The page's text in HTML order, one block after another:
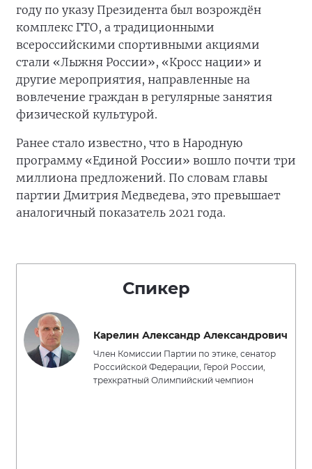
году по указу Президента был возрождён
комплекс ГТО, а традиционными
всероссийскими спортивными акциями
стали «Лыжня России», «Кросс нации» и
другие мероприятия, направленные на
вовлечение граждан в регулярные занятия
физической культурой.
Ранее стало известно, что в Народную
программу «Единой России» вошло почти три
миллиона предложений. По словам главы
партии Дмитрия Медведева, это превышает
аналогичный показатель 2021 года.
Спикер
Карелин Александр Александрович
Член Комиссии Партии по этике, сенатор
Российской Федерации, Герой России,
трехкратный Олимпийский чемпион